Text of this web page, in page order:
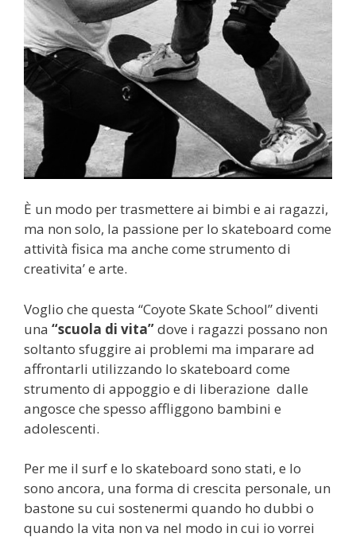
È un modo per trasmettere ai bimbi e ai ragazzi,
ma non solo, la passione per lo skateboard come
attività fisica ma anche come strumento di
creativita’ e arte.
Voglio che questa “Coyote Skate School” diventi
una “scuola di vita”dove i ragazzi possano non
soltanto sfuggire ai problemi ma imparare ad
affrontarli utilizzando lo skateboard come
strumento di appoggio e di liberazione dalle
angosce che spesso affliggono bambini e
adolescenti.
Per me il surf e lo skateboard sono stati, e lo
sono ancora, una forma di crescita personale, un
bastone su cui sostenermi quando ho dubbi o
quando la vita non va nel modo in cui io vorrei